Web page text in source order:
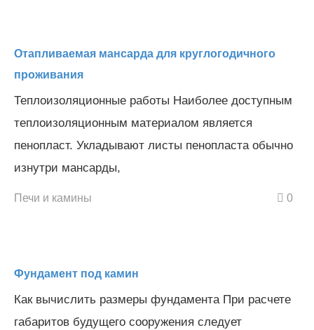
Отапливаемая мансарда для круглогодичного
проживания
Теплоизоляционные работы Наиболее доступным
теплоизоляционным материалом является
пенопласт. Укладывают листы пенопласта обычно
изнутри мансарды,
Печи и камины 0
Фундамент под камин
Как вычислить размеры фундамента При расчете
габаритов будущего сооружения следует